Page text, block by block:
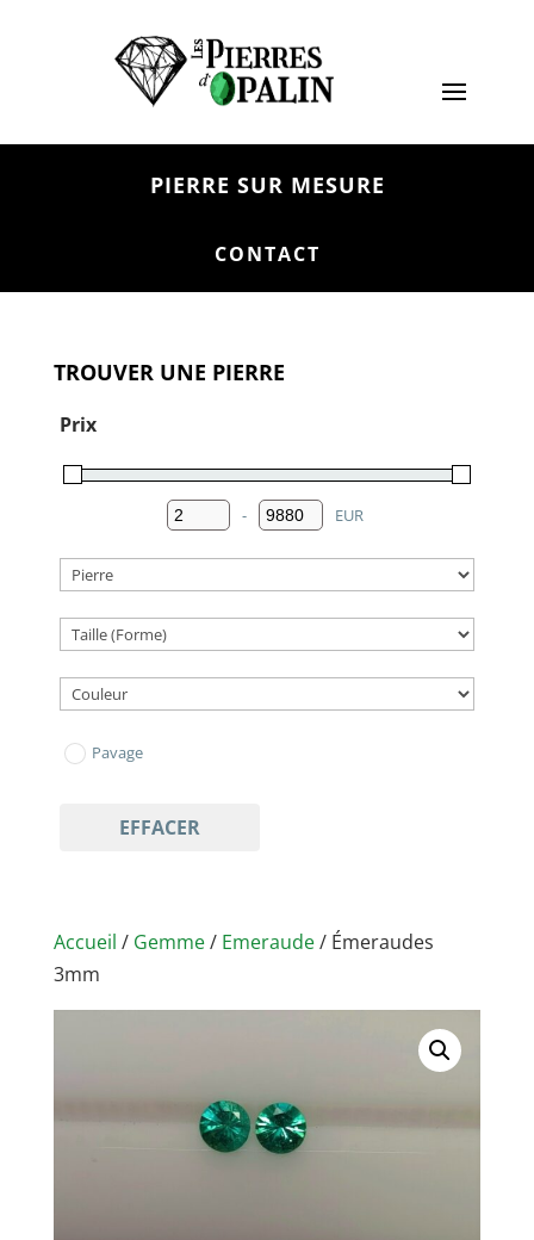
PIERRE SUR MESURE
CONTACT
Accueil / Gemme/ Emeraude/ Émeraudes
3mm
TROUVER UNE PIERRE
Prix
Minimum Price
-
Maximum Price
EUR
Pavage
EFFACER